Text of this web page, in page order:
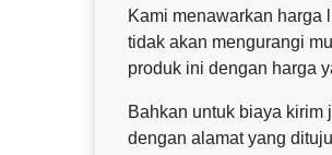
Kami menawarkan harga
tidak akan mengurangi
produk ini dengan harga
Bahkan untuk biaya kirim
dengan alamat yang